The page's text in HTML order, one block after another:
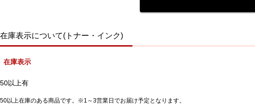
在庫表示について(トナー・インク)
在庫表示
50以上有
50以上在庫のある商品です。※1～3営業日でお届け予定となります。